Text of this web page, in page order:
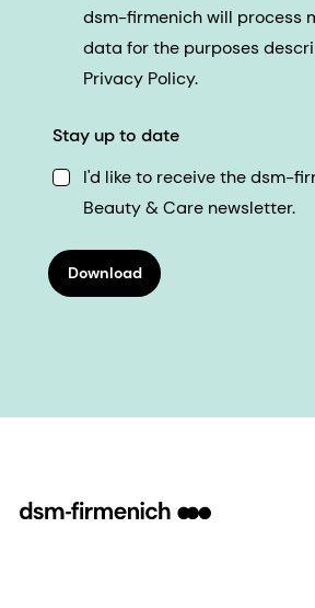
dsm-firmenich will process
data for the purposes
Privacy Policy.
Stay up to date
I'd like to receive the dsm-
Beauty & Care newsletter.
Download